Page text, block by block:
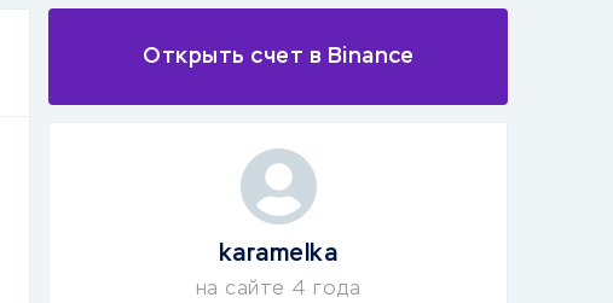
Открыть счет в Binance
karamelka
на сайте 4 года